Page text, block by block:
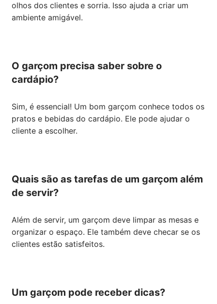
olhos dos clientes e sorria. Isso ajuda a criar um
ambiente amigável.
O garçom precisa saber sobre o
cardápio?
Sim, é essencial! Um bom garçom conhece todos os
pratos e bebidas do cardápio. Ele pode ajudar o
cliente a escolher.
Quais são as tarefas de um garçom além
de servir?
Além de servir, um garçom deve limpar as mesas e
organizar o espaço. Ele também deve checar se os
clientes estão satisfeitos.
Um garçom pode receber dicas?